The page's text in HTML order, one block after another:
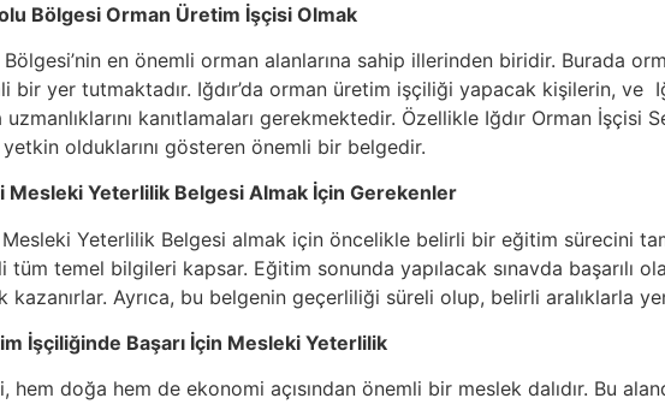
Bölgesi Orman Üretim İşçisi Olmak
en önemli orman alanlarına sahip illerinden biridir. Burada
bir yer tutmaktadır. Iğdır’da orman üretim işçiliği yapacak kişilerin, ve
kanıtlamaları gerekmektedir. Özellikle Iğdır Orman İşçisi
olduklarını gösteren önemli bir belgedir.
Mesleki Yeterlilik Belgesi Almak İçin Gerekenler
Yeterlilik Belgesi almak için öncelikle belirli bir eğitim sürecini
temel bilgileri kapsar. Eğitim sonunda yapılacak sınavda başarılı
kazanırlar. Ayrıca, bu belgenin geçerliliği süreli olup, belirli aralıklarla
İşçiliğinde Başarı İçin Mesleki Yeterlilik
hem doğa hem de ekonomi açısından önemli bir meslek dalıdır. Bu